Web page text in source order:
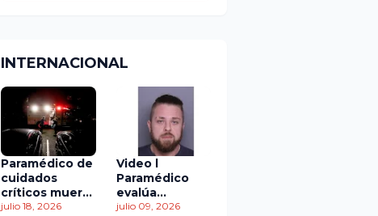
INTERNACIONAL
Paramédico de
cuidados
críticos muere
en accidente
julio 18, 2026
Video l
Paramédico
evalúa
acuerdo de
julio 09, 2026